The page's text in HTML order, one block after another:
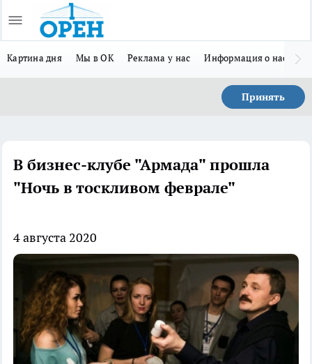
Картина дня Мы в ОК Реклама у нас Информация о нас
Принять
В бизнес-клубе "Армада" прошла
"Ночь в тоскливом феврале"
4 августа 2020